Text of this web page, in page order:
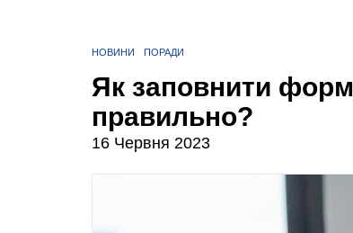
НОВИНИ ПОРАДИ
Як заповнити
правильно?
16 Червня 2023